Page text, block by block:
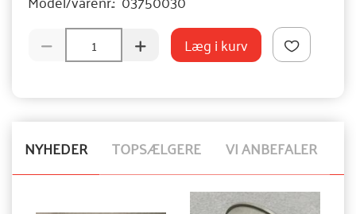
Læg i kurv
NYHEDER TOPSÆLGERE VI ANBEFALER